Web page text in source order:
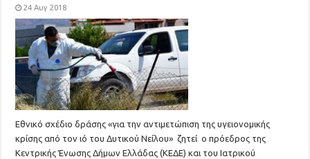
24 Αυγ 2018
Εθνικό σχέδιο δράσης «για την αντιμετώπιση της υγειονομικής
κρίσης από τον ιό του Δυτικού Νείλου» ζητεί ο πρόεδρος της
Κεντρικής Ένωσης Δήμων Ελλάδας (ΚΕΔΕ) και του Ιατρικού